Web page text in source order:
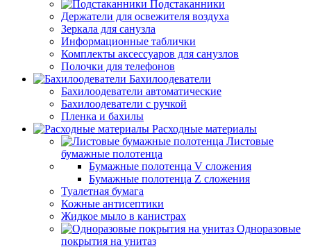
Подстаканники
Держатели для освежителя воздуха
Зеркала для санузла
Информационные таблички
Комплекты аксессуаров для санузлов
Полочки для телефонов
Бахилоодеватели
Бахилоодеватели автоматические
Бахилоодеватели с ручкой
Пленка и бахилы
Расходные материалы
Листовые
бумажные полотенца
Бумажные полотенца V сложения
Бумажные полотенца Z сложения
Туалетная бумага
Кожные антисептики
Жидкое мыло в канистрах
Одноразовые
покрытия на унитаз